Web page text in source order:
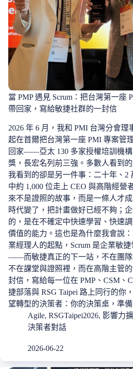
當 PMP 遇見 Scrum：把台灣第一座
帶回家，寫給敏捷社群的一封信
2026 年 6 月，我和 PMI 台灣分會理
起在首爾把台灣第一座 PMI 專案管
回家——亞太 130 多家授權培訓機構
獎，長宏名列前三強。多數人看到的
我看到的卻是另一件事：二十年、2
中約 1,000 位走上 CEO 與高階經營
來不是證照的故事，而是一條人才
時代變了，把計畫做好已經不夠；
的，是在不確定中快速學習、快速
價值的能力。這也是為什麼我會說
業經理人的起點，Scrum 是企業敏
——而敏捷真正的下一站，不在團隊
不在課堂與證照裡，而在高階主管
封信，寫給每一位在 PMP、CSM、
捷部落與 RSG Taipei 路上同行的你
望轉型的決策者：你的決策桌，準備
Agile, RSGTaipei2026, 影響力
決策者對話
2026-06-22